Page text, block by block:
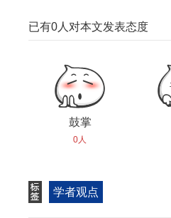
已有0 人对本文发表态度
鼓掌
0人
学者观点